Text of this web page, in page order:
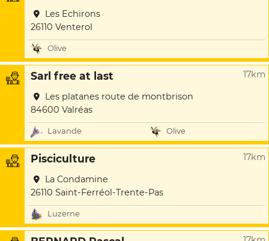
Les Echirons
26110 Venterol
Olive
Sarl free at last 17km
Les platanes route de montbrison
84600 Valréas
Lavande Olive
Pisciculture 17km
La Condamine
26110 Saint-Ferréol-Trente-Pas
Luzerne